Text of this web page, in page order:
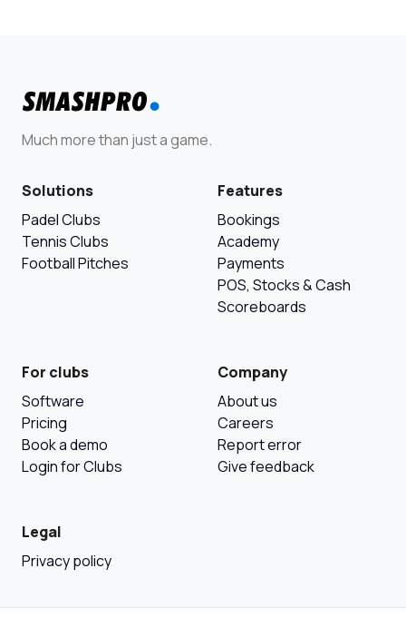
Much more than just a game.
Solutions
Padel Clubs
Tennis Clubs
Football Pitches
Features
Bookings
Academy
Payments
POS, Stocks & Cash
Scoreboards
For clubs
Software
Pricing
Book a demo
Login for Clubs
Company
About us
Careers
Report error
Give feedback
Legal
Privacy policy